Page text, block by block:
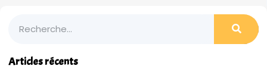
Articles récents